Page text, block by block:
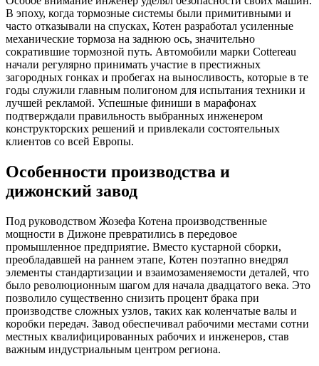
В эпоху, когда тормозные системы были примитивными и
часто отказывали на спусках, Котен разработал усиленные
механические тормоза на заднюю ось, значительно
сократившие тормозной путь. Автомобили марки Cottereau
начали регулярно принимать участие в престижных
загородных гонках и пробегах на выносливость, которые в те
годы служили главным полигоном для испытания техники и
лучшей рекламой. Успешные финиши в марафонах
подтверждали правильность выбранных инженером
конструкторских решений и привлекали состоятельных
клиентов со всей Европы.
Особенности производства и
дижонский завод
Под руководством Жозефа Котена производственные
мощности в Дижоне превратились в передовое
промышленное предприятие. Вместо кустарной сборки,
преобладавшей на раннем этапе, Котен поэтапно внедрял
элементы стандартизации и взаимозаменяемости деталей, что
было революционным шагом для начала двадцатого века. Это
позволило существенно снизить процент брака при
производстве сложных узлов, таких как коленчатые валы и
коробки передач. Завод обеспечивал рабочими местами сотни
местных квалифицированных рабочих и инженеров, став
важным индустриальным центром региона.